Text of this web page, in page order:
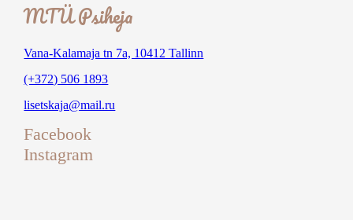
MTÜ Psiheja
Vana-Kalamaja tn 7a, 10412 Tallinn
(+372) 506 1893
lisetskaja@mail.ru
Facebook
Instagram